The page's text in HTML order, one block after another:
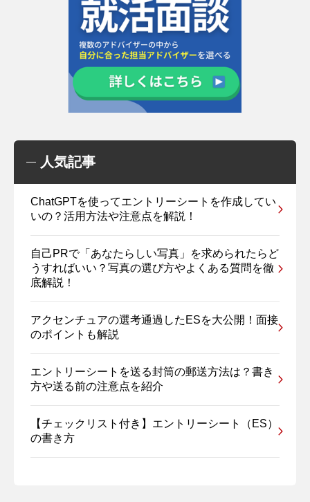
人気記事
ChatGPTを使ってエントリーシートを作成してい
いの？活用方法や注意点を解説！
自己PRで「あなたらしい写真」を求められたらど
うすればいい？写真の選び方やよくある質問を徹
底解説！
アクセンチュアの選考通過したESを大公開！面接
のポイントも解説
エントリーシートを送る封筒の郵送方法は？書き
方や送る前の注意点を紹介
【チェックリスト付き】エントリーシート（ES）
の書き方